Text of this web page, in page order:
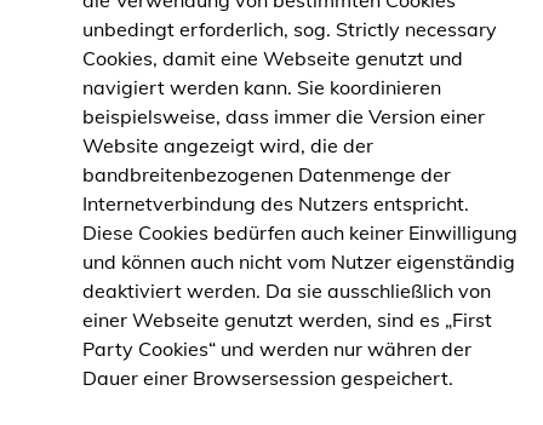
unbedingt erforderlich, sog. Strictly necessary
Cookies, damit eine Webseite genutzt und
navigiert werden kann. Sie koordinieren
beispielsweise, dass immer die Version einer
Website angezeigt wird, die der
bandbreitenbezogenen Datenmenge der
Internetverbindung des Nutzers entspricht.
Diese Cookies bedürfen auch keiner Einwilligung
und können auch nicht vom Nutzer eigenständig
deaktiviert werden. Da sie ausschließlich von
einer Webseite genutzt werden, sind es „First
Party Cookies“ und werden nur währen der
Dauer einer Browsersession gespeichert.